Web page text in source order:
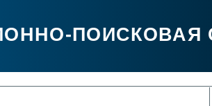
ПОИСКОВАЯ